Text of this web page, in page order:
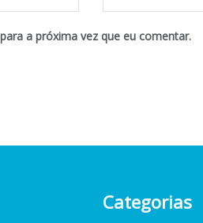
a próxima vez que eu comentar.
Categorias